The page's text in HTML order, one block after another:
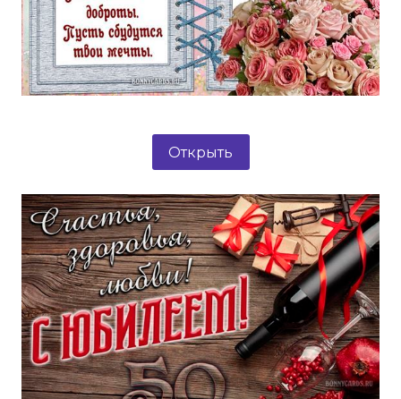
Открыть